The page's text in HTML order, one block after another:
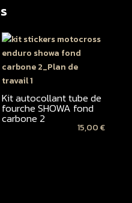
Kit autocollant tube de
fourche SHOWA fond
carbone 2
15,00€